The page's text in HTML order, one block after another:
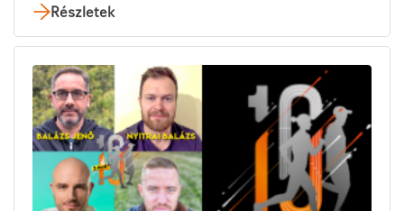
Részletek